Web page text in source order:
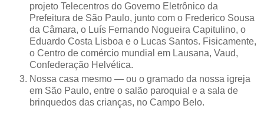
projeto Telecentros do Governo Eletrônico da
Prefeitura de São Paulo, junto com o Frederico Sousa
da Câmara, o Luís Fernando Nogueira Capitulino, o
Eduardo Costa Lisboa e o Lucas Santos. Fisicamente,
o Centro de comércio mundial em Lausana, Vaud,
Confederação Helvética.
Nossa casa mesmo — ou o gramado da nossa igreja
em São Paulo, entre o salão paroquial e a sala de
brinquedos das crianças, no Campo Belo.